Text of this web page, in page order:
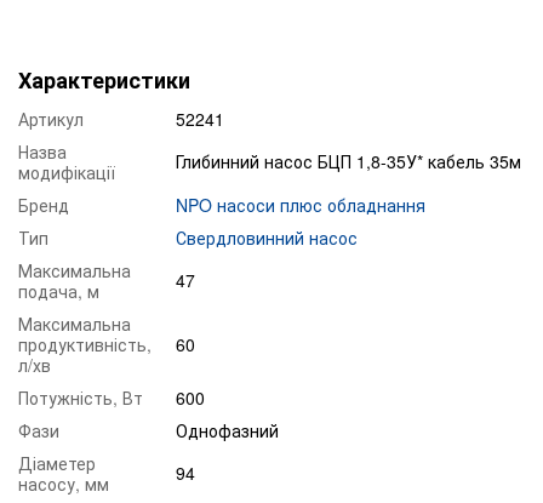
Характеристики
Артикул
52241
Назва
модифікації
Глибинний насос БЦП 1,8-35У* кабель 35м
Бренд
NPO насоси плюс обладнання
Тип
Свердловинний насос
Максимальна
подача, м
47
Максимальна
продуктивність,
л/хв
60
Потужність, Вт
600
Фази
Однофазний
Діаметер
насосу, мм
94